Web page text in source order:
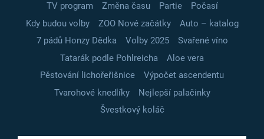
TV program
Změna času Partie
Počasí
Kdy budou volby
ZOO Nové začátky
Auto – katalog
7 pádů Honzy Dědka
Volby 2025
Svařené víno
Tatarák podle Pohlreicha
Aloe vera
Pěstování lichořeřišnice
Výpočet ascendentu
Tvarohové knedlíky
Nejlepší palačinky
Švestkový koláč